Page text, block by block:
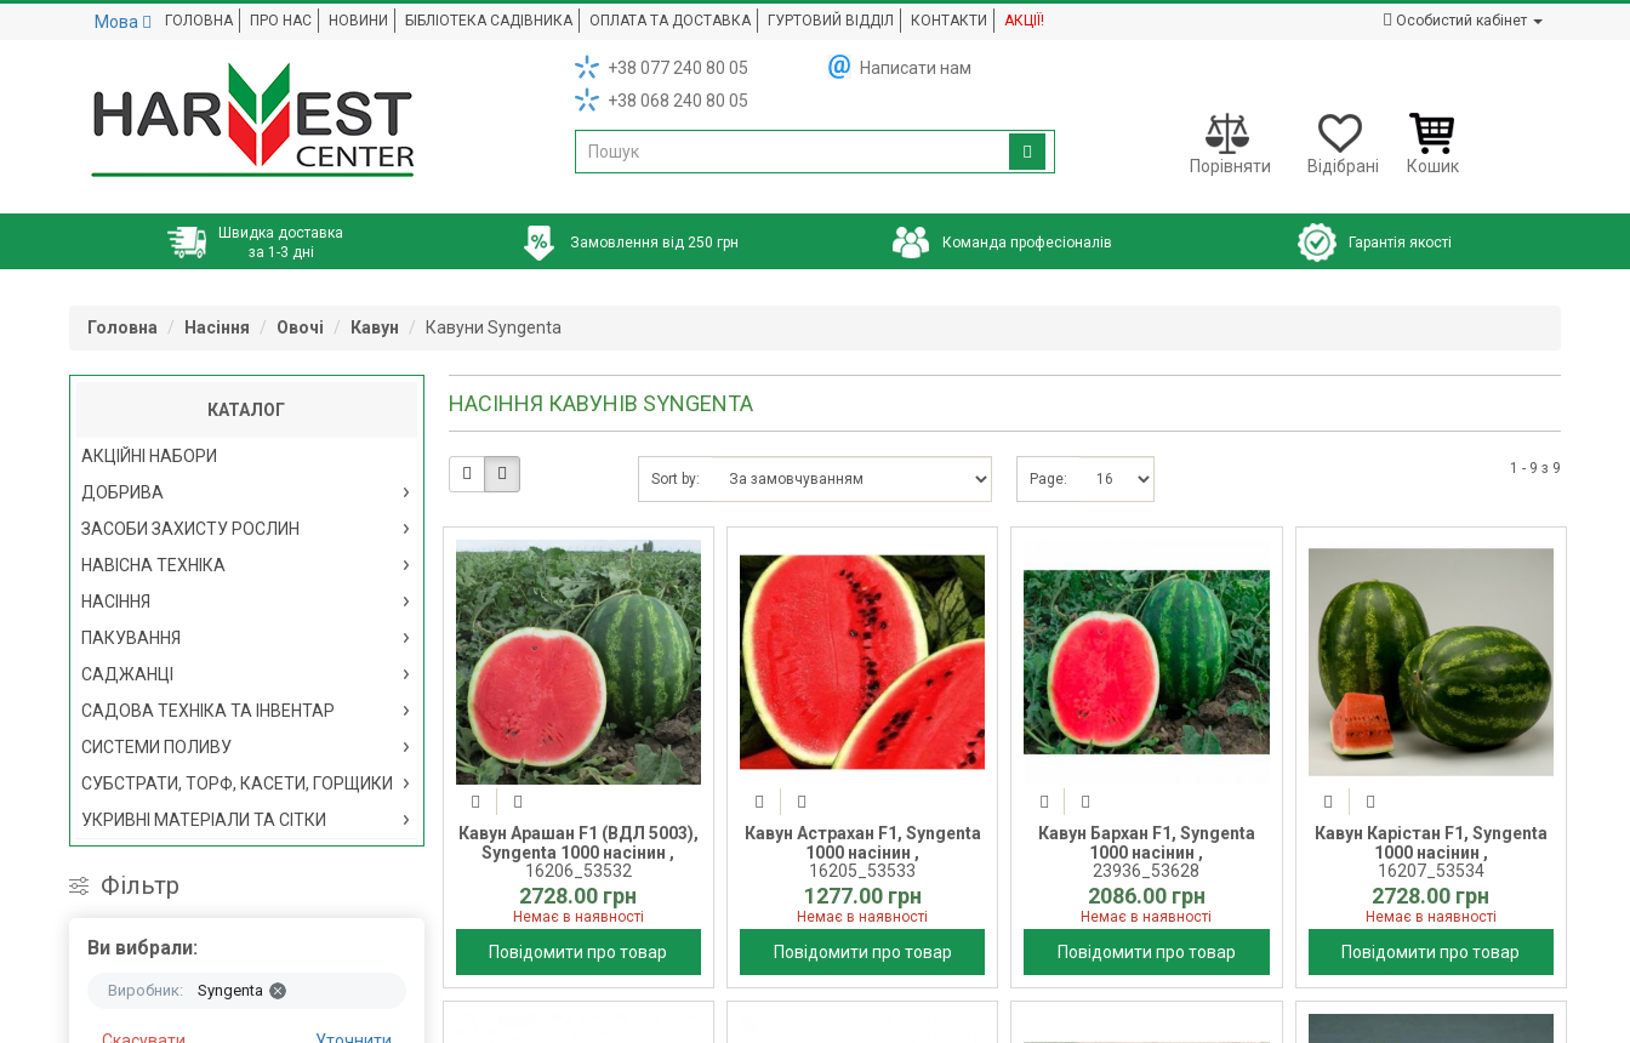
Мова ГОЛОВНА ПРО НАС НОВИНИ БІБЛІОТЕКА САДІВНИКА ОПЛАТА ТА ДОСТАВКА ГУРТОВИЙ ВІДДІЛ КОНТАКТИ АКЦІЇ! Особистий кабінет
+38 077 240 80 05
+38 068 240 80 05
Написати нам
Порівняти Відібрані Кошик
Швидка доставка
за 1-3 дні
Замовлення від 250 грн Команда професіоналів Гарантія якості
Головна Насіння Овочі Кавун Кавуни Syngenta
КАТАЛОГ
АКЦІЙНІ НАБОРИ
ДОБРИВА
ЗАСОБИ ЗАХИСТУ РОСЛИН
НАВІСНА ТЕХНІКА
НАСІННЯ
ПАКУВАННЯ
САДЖАНЦІ
САДОВА ТЕХНІКА ТА ІНВЕНТАР
СИСТЕМИ ПОЛИВУ
СУБСТРАТИ, ТОРФ, КАСЕТИ, ГОРЩИКИ
УКРИВНІ МАТЕРІАЛИ ТА СІТКИ
Фільтр
Ви вибрали:
Виробник: Syngenta
НАСІННЯ КАВУНІВ SYNGENTA
Sort by: Page:
1 - 9 з 9
Кавун Арашан F1 (ВДЛ 5003),
Syngenta 1000 насінин ,
16206_53532
2728.00 грн
Немає в наявності
Повідомити про товар
Кавун Астрахан F1, Syngenta
1000 насінин ,
16205_53533
1277.00 грн
Немає в наявності
Повідомити про товар
Кавун Бархан F1, Syngenta
1000 насінин ,
23936_53628
2086.00 грн
Немає в наявності
Повідомити про товар
Кавун Карістан F1, Syngenta
1000 насінин ,
16207_53534
2728.00 грн
Немає в наявності
Повідомити про товар